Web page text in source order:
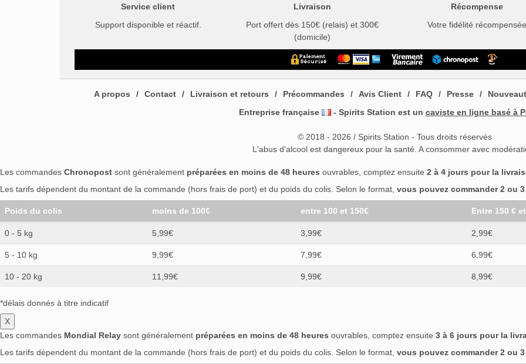
Service client
Support disponible et réactif.
Livraison
Port offert dès 150€ (relais) et 300€
(domicile)
Récompense
Votre fidélité récompensée
A propos Contact Livraison et retours Précommandes Avis Client FAQ Presse
Entreprise française
- Spirits Station est un caviste en ligne basé à
© 2018 - 2026 / Spirits Station - Tous droits réservés
L'abus d'alcool est dangereux pour la santé. A consommer avec
Les commandes Chronopost sont généralement préparées en moins de 48 heures ouvrables, comptez ensuite 2 à 4 jours pour la
Les tarifs dépendent du montant de la commande (hors frais de port) et du poids du colis. Selon le format, vous pouvez commander 2 ou
Poids du colis moins de 100€ entre 100 et 150€ Entre 150 €
0 - 5 kg 5,99€ 3,99€ 2,99€
5 - 10 kg 9,99€ 7,99€ 6,99€
10 - 20 kg 11,99€ 9,99€ 8,99€
*délais donnés à titre indicatif
X
Les commandes Mondial Relay sont généralement préparées en moins de 48 heures ouvrables, comptez ensuite 3 à 6 jours pour la
Les tarifs dépendent du montant de la commande (hors frais de port) et du poids du colis. Selon le format, vous pouvez commander 2 ou